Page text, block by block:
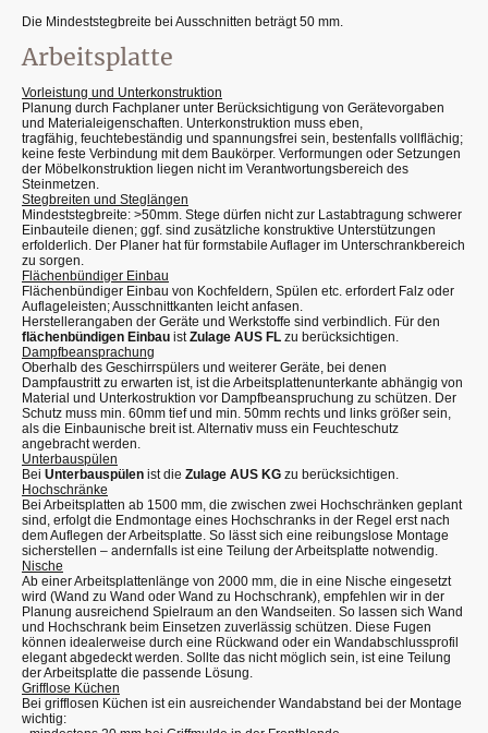
Die Mindeststegbreite bei Ausschnitten beträgt 50 mm.
Arbeitsplatte
Vorleistung und Unterkonstruktion
Planung durch Fachplaner unter Berücksichtigung von Gerätevorgaben
und Materialeigenschaften. Unterkonstruktion muss eben,
tragfähig, feuchtebeständig und spannungsfrei sein, bestenfalls vollflächig;
keine feste Verbindung mit dem Baukörper. Verformungen oder Setzungen
der Möbelkonstruktion liegen nicht im Verantwortungsbereich des
Steinmetzen.
Stegbreiten und Steglängen
Mindeststegbreite: >50mm. Stege dürfen nicht zur Lastabtragung schwerer
Einbauteile dienen; ggf. sind zusätzliche konstruktive Unterstützungen
erfolderlich. Der Planer hat für formstabile Auflager im Unterschrankbereich
zu sorgen.
Flächenbündiger Einbau
Flächenbündiger Einbau von Kochfeldern, Spülen etc. erfordert Falz oder
Auflageleisten; Ausschnittkanten leicht anfasen.
Herstellerangaben der Geräte und Werkstoffe sind verbindlich. Für den
flächenbündigen Einbau istZulage AUS FL zu berücksichtigen.
Dampfbeansprachung
Oberhalb des Geschirrspülers und weiterer Geräte, bei denen
Dampfaustritt zu erwarten ist, ist die Arbeitsplattenunterkante abhängig von
Material und Unterkostruktion vor Dampfbeanspruchung zu schützen. Der
Schutz muss min. 60mm tief und min. 50mm rechts und links größer sein,
als die Einbaunische breit ist. Alternativ muss ein Feuchteschutz
angebracht werden.
Unterbauspülen
Bei Unterbauspülen ist die Zulage AUS KG zu berücksichtigen.
Hochschränke
Bei Arbeitsplatten ab 1500 mm, die zwischen zwei Hochschränken geplant
sind, erfolgt die Endmontage eines Hochschranks in der Regel erst nach
dem Auflegen der Arbeitsplatte. So lässt sich eine reibungslose Montage
sicherstellen – andernfalls ist eine Teilung der Arbeitsplatte notwendig.
Nische
Ab einer Arbeitsplattenlänge von 2000 mm, die in eine Nische eingesetzt
wird (Wand zu Wand oder Wand zu Hochschrank), empfehlen wir in der
Planung ausreichend Spielraum an den Wandseiten. So lassen sich Wand
und Hochschrank beim Einsetzen zuverlässig schützen. Diese Fugen
können idealerweise durch eine Rückwand oder ein Wandabschlussprofil
elegant abgedeckt werden. Sollte das nicht möglich sein, ist eine Teilung
der Arbeitsplatte die passende Lösung.
Grifflose Küchen
Bei grifflosen Küchen ist ein ausreichender Wandabstand bei der Montage
wichtig: